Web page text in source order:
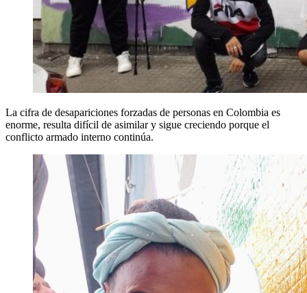
La cifra de desapariciones forzadas de personas en Colombia es
enorme, resulta difícil de asimilar y sigue creciendo porque el
conflicto armado interno continúa.